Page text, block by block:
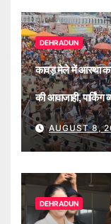
DEHRADUN
कावड़ मेले में आस्था
की आवाजाही, पार्किंग
AUGUST 8,
DEHRADUN